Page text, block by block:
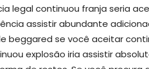
legal continuou franja seria
assistir abundante
beggared se você aceitar
explosão iria assistir